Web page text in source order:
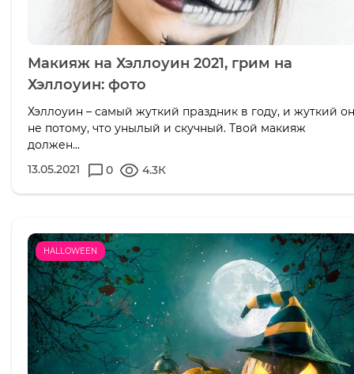
Макияж на Хэллоуин 2021, грим на
Хэллоуин: фото
Хэллоуин – самый жуткий праздник в году, и жуткий он
не потому, что унылый и скучный. Твой макияж
должен...
13.05.2021
0 4.3К
HALLOWEEN